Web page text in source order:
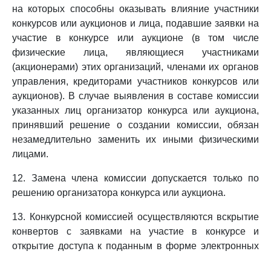
на которых способны оказывать влияние участники
конкурсов или аукционов и лица, подавшие заявки на
участие в конкурсе или аукционе (в том числе
физические лица, являющиеся участниками
(акционерами) этих организаций, членами их органов
управления, кредиторами участников конкурсов или
аукционов). В случае выявления в составе комиссии
указанных лиц организатор конкурса или аукциона,
принявший решение о создании комиссии, обязан
незамедлительно заменить их иными физическими
лицами.
12. Замена члена комиссии допускается только по
решению организатора конкурса или аукциона.
13. Конкурсной комиссией осуществляются вскрытие
конвертов с заявками на участие в конкурсе и
открытие доступа к поданным в форме электронных